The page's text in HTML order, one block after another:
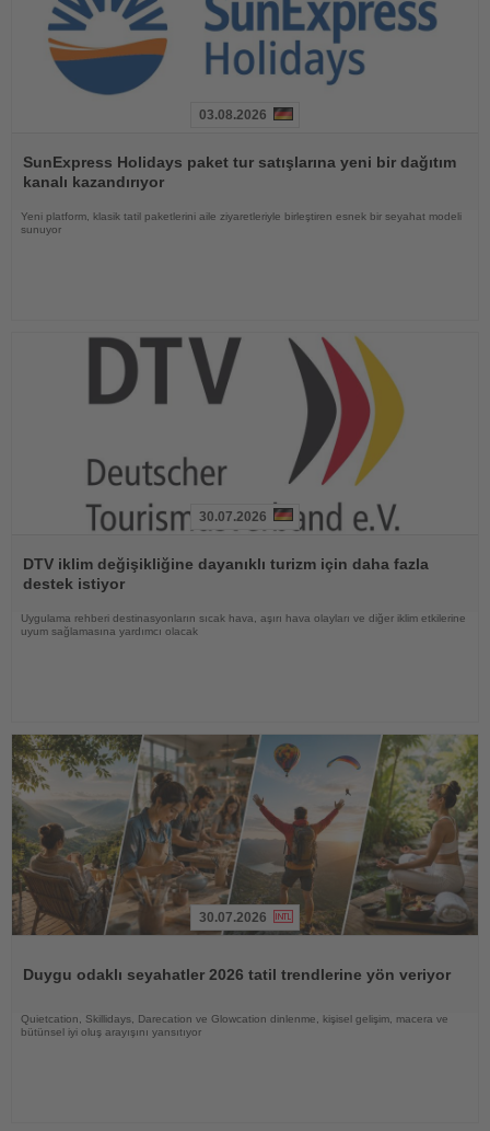
Oku
03.08.2026
SunExpress Holidays paket tur satışlarına yeni bir dağıtım
kanalı kazandırıyor
Yeni platform, klasik tatil paketlerini aile ziyaretleriyle birleştiren esnek bir seyahat modeli
sunuyor
Oku
30.07.2026
DTV iklim değişikliğine dayanıklı turizm için daha fazla
destek istiyor
Uygulama rehberi destinasyonların sıcak hava, aşırı hava olayları ve diğer iklim etkilerine
uyum sağlamasına yardımcı olacak
30.07.2026
Duygu odaklı seyahatler 2026 tatil trendlerine yön veriyor
Quietcation, Skillidays, Darecation ve Glowcation dinlenme, kişisel gelişim, macera ve
bütünsel iyi oluş arayışını yansıtıyor